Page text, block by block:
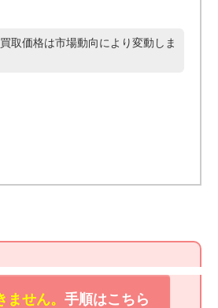
取価格は市場動向により変動しま
せん。 手順はこちら